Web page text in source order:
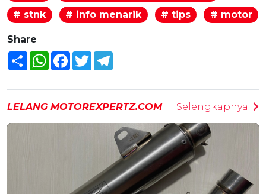
# stnk
# info menarik # tips # motor
Share
Share WhatsAppFacebook
Twitter
LELANG MOTOREXPERTZ.COM Selengkapnya